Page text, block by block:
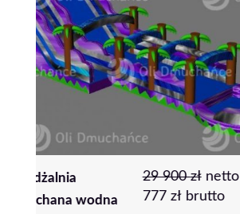
Proszek Holi 5zł netto |